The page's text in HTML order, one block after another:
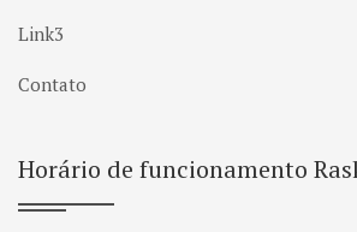
Link3
Contato
Horário de funcionamento